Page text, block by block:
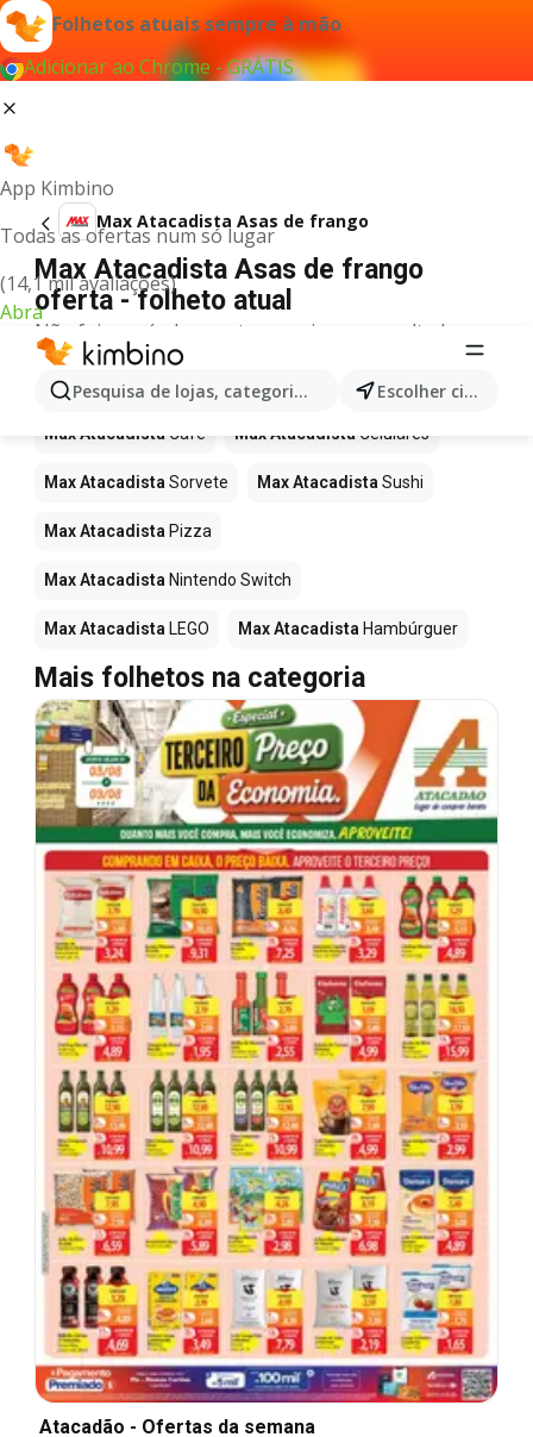
Folhetos atuais sempre à mão
Adicionar ao Chrome - GRÁTIS
App Kimbino
Todas as ofertas num só lugar
(14,1 mil avaliações)
Abra
Pesquisa de lojas, categorias,produtos... Escolher cidade
Max Atacadista Asas de frango
Max Atacadista Asas de frango
oferta - folheto atual
Não foi possível encontrar quaisquer resultados
para este termo.
Mais produtos em Max Atacadista
Max Atacadista Café Max Atacadista Celulares
Max Atacadista Sorvete Max Atacadista Sushi
Max Atacadista Pizza
Max Atacadista Nintendo Switch
Max Atacadista LEGO Max Atacadista Hambúrguer
Mais folhetos na categoria
Atacadão - Ofertas da semana